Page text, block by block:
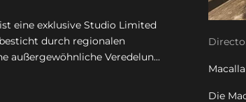
eine exklusive Studio Limited
durch regionalen
außergewöhnliche Veredelun...
Die